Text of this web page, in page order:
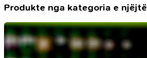
zgjidhësh
mosmarrëveshjet
Produkte nga kategoria e njëjtë